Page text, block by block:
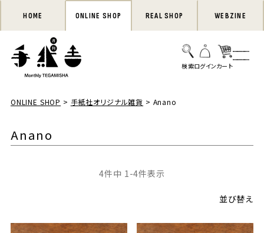
HOME ONLINE SHOP REAL SHOP WEBZINE
ONLINE SHOP 手紙社オリジナル雑貨 Anano
Anano
並び替え
4件中 1 -4件表示